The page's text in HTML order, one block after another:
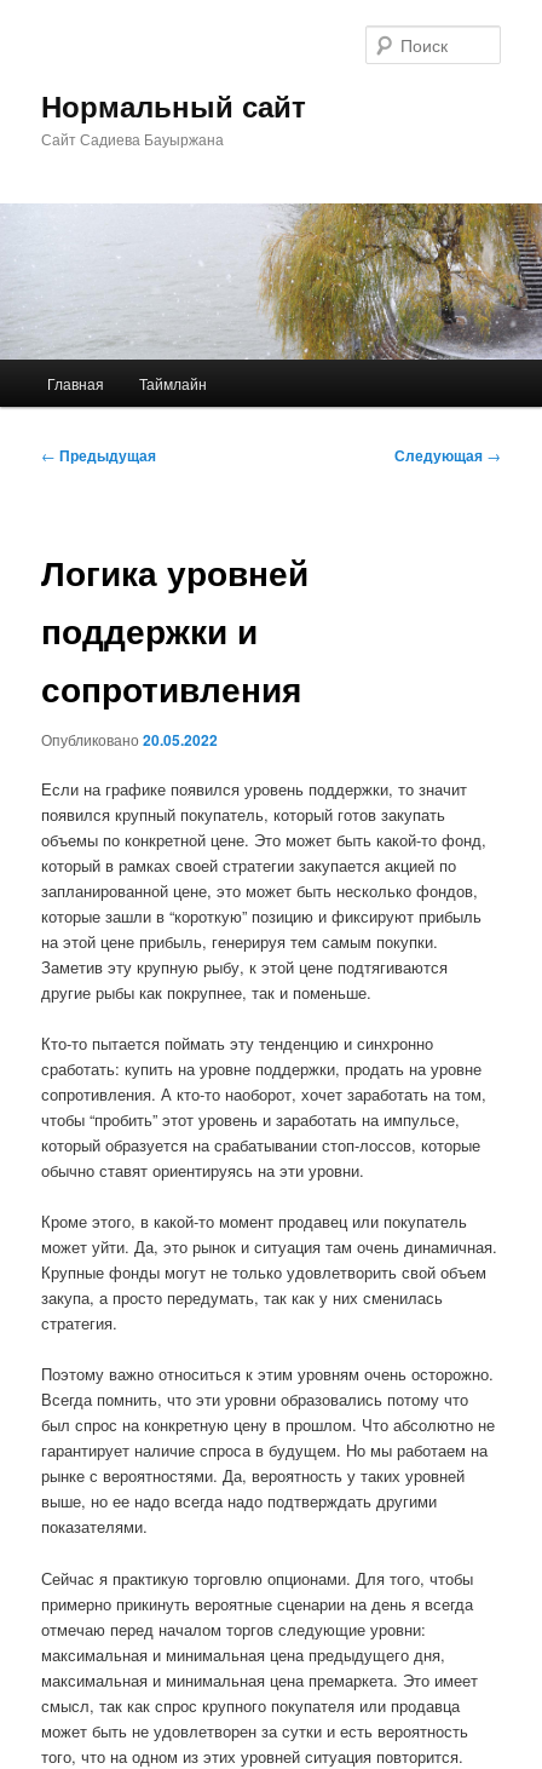
Нормальный сайт
Сайт Садиева Бауыржана
Главная Таймлайн
Навигация
← Предыдущая Следующая →
Логика уровней
поддержки и
сопротивления
Опубликовано20.05.2022
Если на графике появился уровень поддержки, то значит
появился крупный покупатель, который готов закупать
объемы по конкретной цене. Это может быть какой-то фонд,
который в рамках своей стратегии закупается акцией по
запланированной цене, это может быть несколько фондов,
которые зашли в “короткую” позицию и фиксируют прибыль
на этой цене прибыль, генерируя тем самым покупки.
Заметив эту крупную рыбу, к этой цене подтягиваются
другие рыбы как покрупнее, так и поменьше.
Кто-то пытается поймать эту тенденцию и синхронно
сработать: купить на уровне поддержки, продать на уровне
сопротивления. А кто-то наоборот, хочет заработать на том,
чтобы “пробить” этот уровень и заработать на импульсе,
который образуется на срабатывании стоп-лоссов, которые
обычно ставят ориентируясь на эти уровни.
Кроме этого, в какой-то момент продавец или покупатель
может уйти. Да, это рынок и ситуация там очень динамичная.
Крупные фонды могут не только удовлетворить свой объем
закупа, а просто передумать, так как у них сменилась
стратегия.
Поэтому важно относиться к этим уровням очень осторожно.
Всегда помнить, что эти уровни образовались потому что
был спрос на конкретную цену в прошлом. Что абсолютно не
гарантирует наличие спроса в будущем. Но мы работаем на
рынке с вероятностями. Да, вероятность у таких уровней
выше, но ее надо всегда надо подтверждать другими
показателями.
Сейчас я практикую торговлю опционами. Для того, чтобы
примерно прикинуть вероятные сценарии на день я всегда
отмечаю перед началом торгов следующие уровни:
максимальная и минимальная цена предыдущего дня,
максимальная и минимальная цена премаркета. Это имеет
смысл, так как спрос крупного покупателя или продавца
может быть не удовлетворен за сутки и есть вероятность
того, что на одном из этих уровней ситуация повторится.